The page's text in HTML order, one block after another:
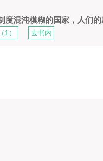
度混沌模糊的国家，人们
1） 去书内